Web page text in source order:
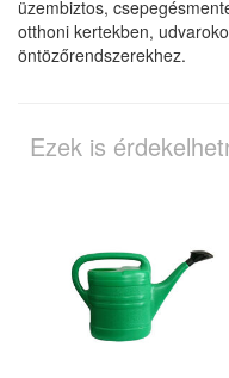
üzembiztos,
otthoni kertekben,
öntözőrendszerekhez.
Ezek is